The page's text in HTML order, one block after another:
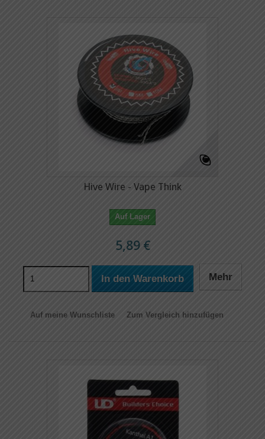
Hive Wire - Vape Think
Auf Lager
5,89 €
In den Warenkorb Mehr
Auf meine Wunschliste Zum Vergleich hinzufügen